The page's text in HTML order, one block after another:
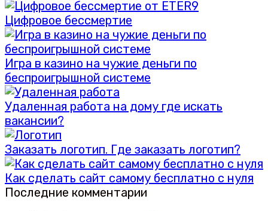
Цифровое бессмертие
Игра в казино на чужие деньги по
беспроигрышной системе
Удаленная работа на дому где искать
вакансии?
Заказать логотип. Где заказать логотип?
Как сделать сайт самому бесплатно с нуля
Последние комментарии